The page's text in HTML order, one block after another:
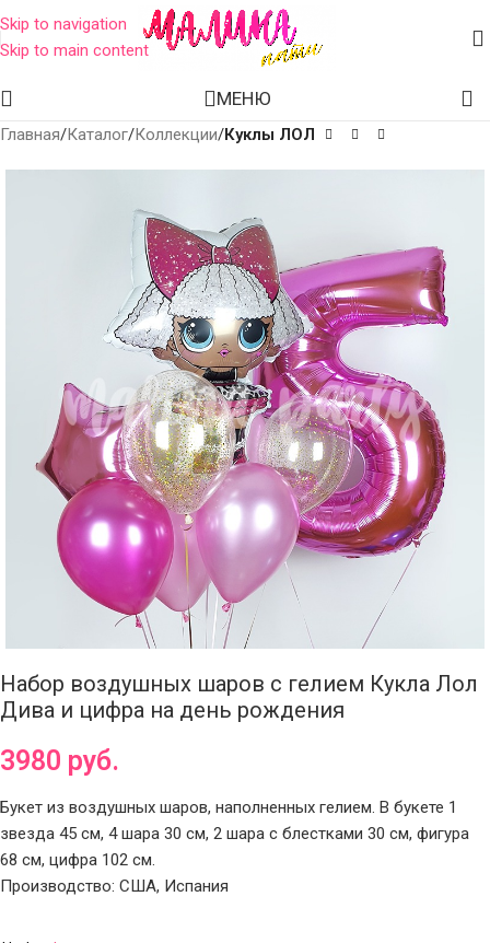
Skip to navigation
Skip to main content
МЕНЮ
Главная Каталог Коллекции Куклы ЛОЛ
Набор воздушных шаров с гелием Кукла Лол
Дива и цифра на день рождения
3980 руб.
Букет из воздушных шаров, наполненных гелием. В букете 1
звезда 45 см, 4 шара 30 см, 2 шара с блестками 30 см, фигура
68 см, цифра 102 см.
Производство: США, Испания